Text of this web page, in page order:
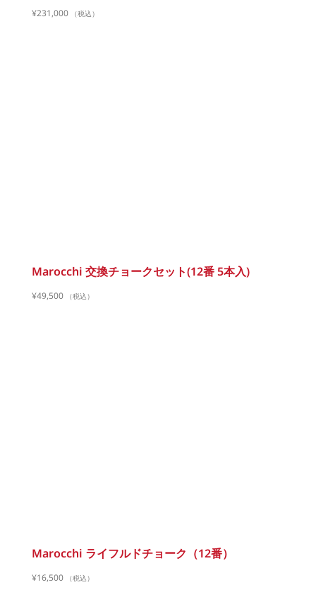
¥231,000 （税込）
Marocchi 交換チョークセット(12番 5本入)
¥49,500 （税込）
Marocchi ライフルドチョーク（12番）
¥16,500 （税込）